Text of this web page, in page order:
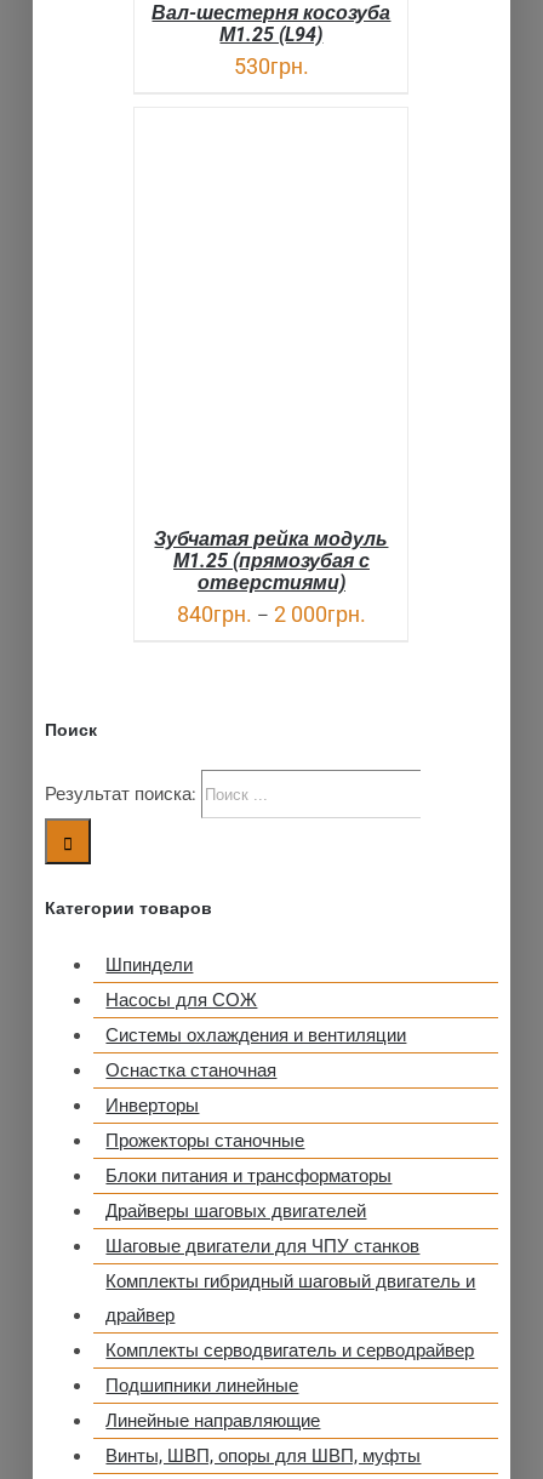
Вал-шестерня косозуба
М1.25 (L94)
530грн.
Зубчатая рейка модуль
М1.25 (прямозубая с
отверстиями)
840грн. – 2 000грн.
Поиск
Результат поиска:
Категории товаров
Шпиндели
Насосы для СОЖ
Системы охлаждения и вентиляции
Оснастка станочная
Инверторы
Прожекторы станочные
Блоки питания и трансформаторы
Драйверы шаговых двигателей
Шаговые двигатели для ЧПУ станков
Комплекты гибридный шаговый двигатель и
драйвер
Комплекты серводвигатель и серводрайвер
Подшипники линейные
Линейные направляющие
Винты, ШВП, опоры для ШВП, муфты